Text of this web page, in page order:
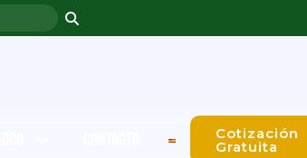
Cotización
Gratuita